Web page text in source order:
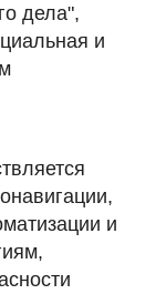
дела",
и
и